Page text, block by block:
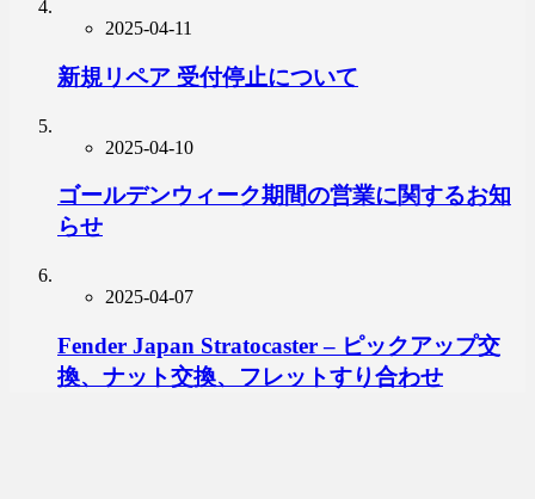
2025-04-11
新規リペア 受付停止について
2025-04-10
ゴールデンウィーク期間の営業に関するお知
らせ
2025-04-07
Fender Japan Stratocaster – ピックアップ交
換、ナット交換、フレットすり合わせ